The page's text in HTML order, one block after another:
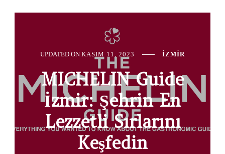
UPDATED ON KASIM 11, 2023 İZMIR
MICHELIN Guide
İzmir: Şehrin En
Lezzetli Sırlarını
Keşfedin